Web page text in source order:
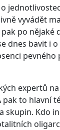
vyvádět
po nějaké
dnes bavit i
pevného
expertů
to hlavní
skupin. Kdo